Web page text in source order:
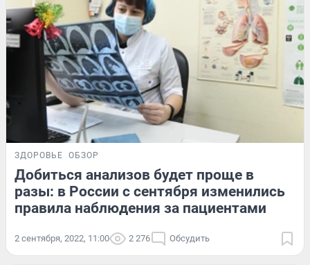
ЗДОРОВЬЕ ОБЗОР
Добиться анализов будет проще в
разы: в России с сентября изменились
правила наблюдения за пациентами
2 сентября, 2022, 11:00 2 276 Обсудить